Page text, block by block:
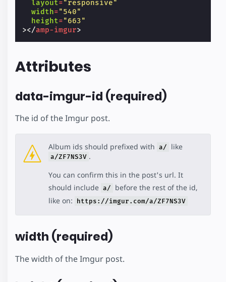
layout="responsive"
width="540"
height="663"
></amp-imgur>
Attributes
data-imgur-id (required)
The id of the Imgur post.
Album ids should prefixed with a/ like
a/ZF7NS3V .
You can confirm this in the post's url. It
should include a/
before the rest of the id,
like on:
https://imgur.com/a/ZF7NS3V
width (required)
The width of the Imgur post.